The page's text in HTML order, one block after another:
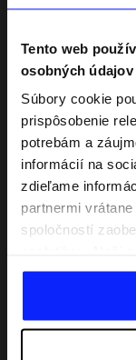
Tento web
osobných
Súbory cookie
prispôsobenie
potrebám a
informácií na
zdieľame
partnermi
spoločností
kombinovať s
webovej stránky,
dôsledku vášho